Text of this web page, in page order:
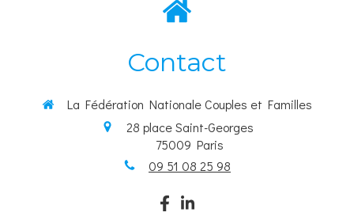
Contact
La Fédération Nationale Couples et Familles
28 place Saint-Georges
75009 Paris
09 51 08 25 98